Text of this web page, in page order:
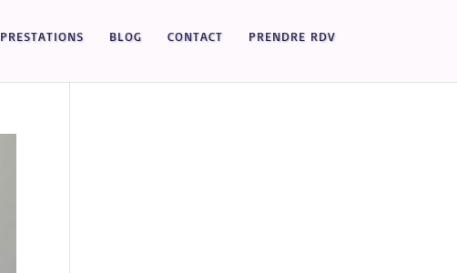
PRESTATIONS BLOG CONTACT PRENDRE RDV